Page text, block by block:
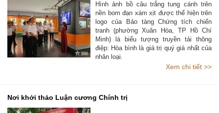
Hình ảnh bồ câu trắng tung cánh trên
nền bom đạn xám xịt được thể hiện trên
logo của Bảo tàng Chứng tích chiến
tranh (phường Xuân Hòa, TP Hồ Chí
Minh) là biểu tượng truyền tải thông
điệp: Hòa bình là giá trị quý giá nhất của
nhân loại.
Xem chi tiết >>
Nơi khởi thảo Luận cương Chính trị